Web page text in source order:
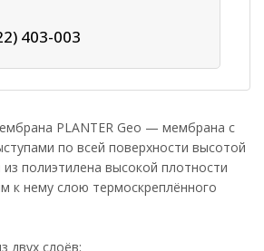
403-003
PLANTER Geo — мембрана с
по всей поверхности высотой
полиэтилена высокой плотности
к нему слою термоскреплённого
двух слоёв: